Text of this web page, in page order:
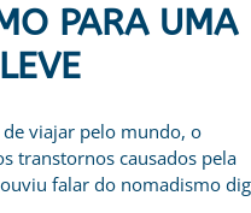
PARA UMA
viajar pelo mundo, o
transtornos causados pela
falar do nomadismo